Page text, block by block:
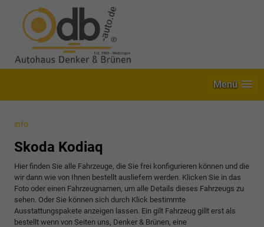
Menü
info
Skoda Kodiaq
Hier finden Sie alle Fahrzeuge, die Sie frei konfigurieren können und die
wir dann wie von Ihnen bestellt ausliefern werden. Klicken Sie in das
Foto oder einen Fahrzeugnamen, um alle Details dieses Fahrzeugs zu
sehen. Oder Sie können sich durch Klick bestimmte
Ausstattungspakete anzeigen lassen. Ein gilt Fahrzeug gillt erst als
bestellt wenn von Seiten uns, Denker & Brünen, eine